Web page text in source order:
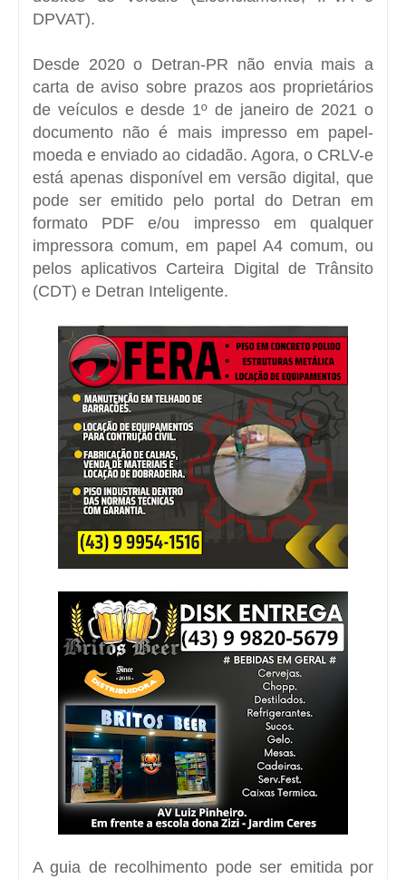
DPVAT).
Desde 2020 o Detran-PR não envia mais a
carta de aviso sobre prazos aos proprietários
de veículos e desde 1º de janeiro de 2021 o
documento não é mais impresso em papel-
moeda e enviado ao cidadão. Agora, o CRLV-e
está apenas disponível em versão digital, que
pode ser emitido pelo portal do Detran em
formato PDF e/ou impresso em qualquer
impressora comum, em papel A4 comum, ou
pelos aplicativos Carteira Digital de Trânsito
(CDT) e Detran Inteligente.
A guia de recolhimento pode ser emitida por